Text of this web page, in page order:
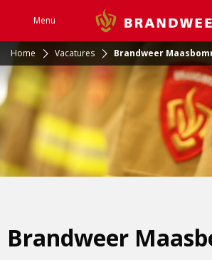
Menu
Home Vacatures Brandweer
Brandweer